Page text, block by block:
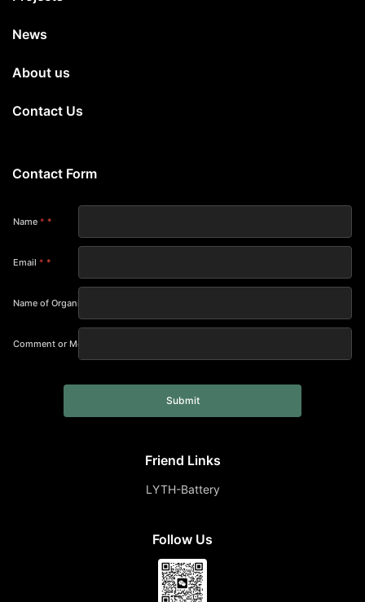
News
About us
Contact Us
Contact Form
Name *
Email *
Name of Organization
Comment or Message
Submit
Friend Links
LYTH-Battery
Follow Us